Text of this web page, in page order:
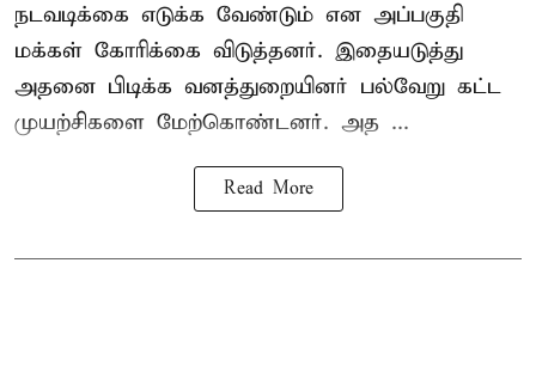
நடவடிக்கை எடுக்க வேண்டும் என அப்பகுதி
மக்கள் கோரிக்கை விடுத்தனர். இதையடுத்து
அதனை பிடிக்க வனத்துறையினர் பல்வேறு கட்ட
முயற்சிகளை மேற்கொண்டனர். அத ...
Read More